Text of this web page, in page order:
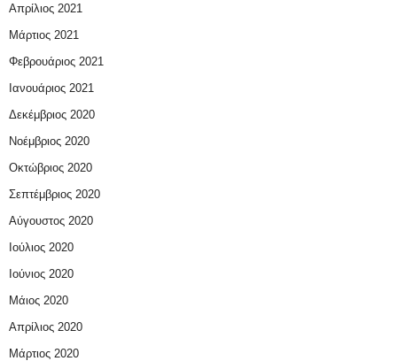
Απρίλιος 2021
Μάρτιος 2021
Φεβρουάριος 2021
Ιανουάριος 2021
Δεκέμβριος 2020
Νοέμβριος 2020
Οκτώβριος 2020
Σεπτέμβριος 2020
Αύγουστος 2020
Ιούλιος 2020
Ιούνιος 2020
Μάιος 2020
Απρίλιος 2020
Μάρτιος 2020